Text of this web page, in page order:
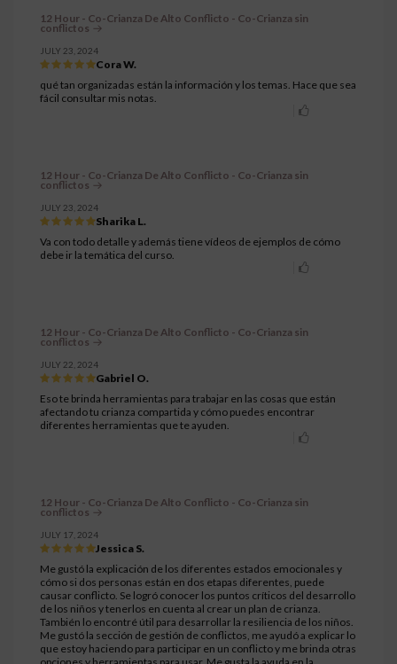
12 Hour - Co-Crianza De Alto Conflicto - Co-Crianza sin
conflictos
JULY 23, 2024
Cora W.
qué tan organizadas están la información y los temas. Hace que sea
fácil consultar mis notas.
12 Hour - Co-Crianza De Alto Conflicto - Co-Crianza sin
conflictos
JULY 23, 2024
Sharika L.
Va con todo detalle y además tiene vídeos de ejemplos de cómo
debe ir la temática del curso.
12 Hour - Co-Crianza De Alto Conflicto - Co-Crianza sin
conflictos
JULY 22, 2024
Gabriel O.
Eso te brinda herramientas para trabajar en las cosas que están
afectando tu crianza compartida y cómo puedes encontrar
diferentes herramientas que te ayuden.
12 Hour - Co-Crianza De Alto Conflicto - Co-Crianza sin
conflictos
JULY 17, 2024
Jessica S.
Me gustó la explicación de los diferentes estados emocionales y
cómo si dos personas están en dos etapas diferentes, puede
causar conflicto. Se logró conocer los puntos críticos del desarrollo
de los niños y tenerlos en cuenta al crear un plan de crianza.
También lo encontré útil para desarrollar la resiliencia de los niños.
Me gustó la sección de gestión de conflictos, me ayudó a explicar lo
que estoy haciendo para participar en un conflicto y me brinda otras